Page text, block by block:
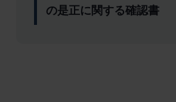
の是正に関する確認書